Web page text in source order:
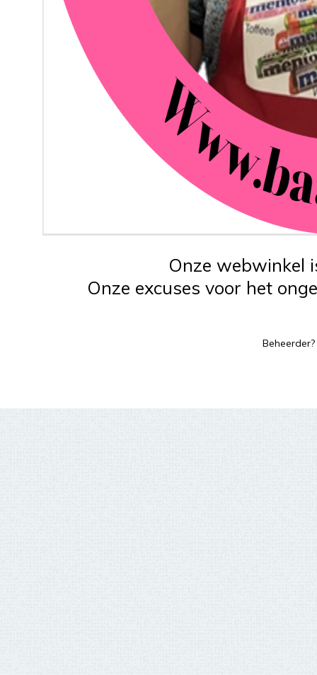
Onze webwinkel
Onze excuses voor het
Beheerder?